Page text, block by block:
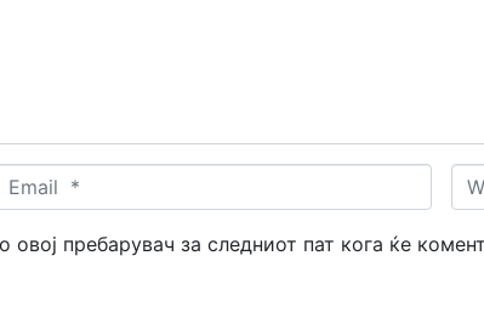
Email
пребарувач за следниот пат кога ќе